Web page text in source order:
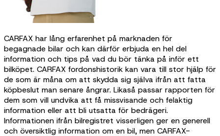
CARFAX har lång erfarenhet på marknaden för
begagnade bilar och kan därför erbjuda en hel del
information och tips på vad du bör tänka på inför ett
bilköpet. CARFAX fordonshistorik kan vara till stor hjälp för
de som är måna om att skydda sig själva ifrån att fatta
köpbeslut man senare ångrar. Likaså passar rapporten för
dem som vill undvika att få missvisande och felaktig
information eller att bli utsatta för bedrägeri.
Informationen ifrån bilregistret visserligen ger en generell
och översiktlig information om en bil, men CARFAX-